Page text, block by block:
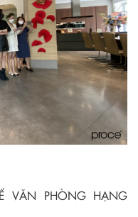
VĂN PHÒNG HẠNG